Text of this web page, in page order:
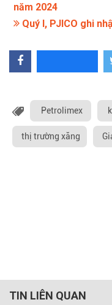
năm 2024
Quý I, PJICO ghi
Petrolimex
thị trường xăng
TIN LIÊN QUAN